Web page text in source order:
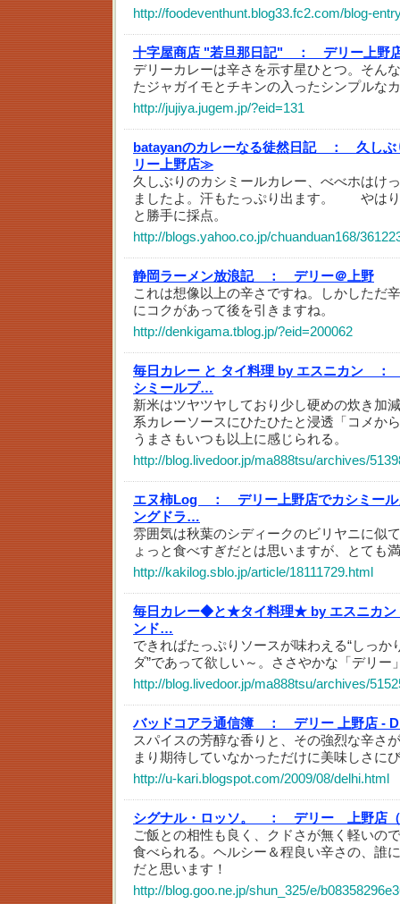
http://foodeventhunt.blog33.fc2.com/blog-
十字屋商店 "若旦那日記" ：
デリー上野
デリーカレーは辛さを示す星ひとつ。そん
たジャガイモとチキンの入ったシンプルな
http://jujiya.jugem.jp/?eid=131
batayanのカレーなる徒然日記 ：
久し
リー上野店≫
久しぶりのカシミールカレー、べべホはけ
ましたよ。汗もたっぷり出ます。 や
と勝手に採点。
http://blogs.yahoo.co.jp/chuanduan168/
静岡ラーメン放浪記 ：
デリー＠上野
これは想像以上の辛さですね。しかしただ
にコクがあって後を引きますね。
http://denkigama.tblog.jp/?eid=200062
毎日カレー と タイ料理 by エスニカン ：
シミールプ…
新米はツヤツヤしており少し硬めの炊き加
系カレーソースにひたひたと浸透「コメか
うまさもいつも以上に感じられる。
http://blog.livedoor.jp/ma888tsu/archives/
エヌ柿Log ：
デリー上野店でカシミー
ングドラ…
雰囲気は秋葉のシディークのビリヤニに似
ょっと食べすぎだとは思いますが、とても
http://kakilog.sblo.jp/article/18111729.html
毎日カレー◆と★タイ料理★ by エスニカ
ンド…
できればたっぷりソースが味わえる“しっか
ダ”であって欲しい～。ささやかな「デリー
http://blog.livedoor.jp/ma888tsu/archives/
バッドコアラ通信簿 ：
デリー 上野店 -
スパイスの芳醇な香りと、その強烈な辛さ
まり期待していなかっただけに美味しさに
http://u-kari.blogspot.com/2009/08/delhi.html
シグナル・ロッソ。 ：
デリー 上野店
ご飯との相性も良く、クドさが無く軽いの
食べられる。ヘルシー＆程良い辛さの、誰
だと思います！
http://blog.goo.ne.jp/shun_325/e/